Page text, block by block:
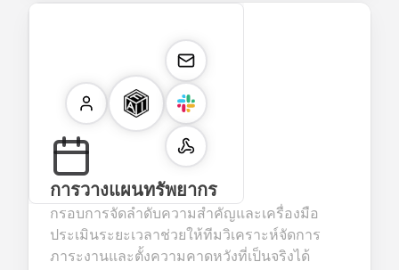
การวางแผนทรัพยากร
กรอบการจัดลำดับความสำคัญและเครื่องมือ
ประเมินระยะเวลาช่วยให้ทีมวิเคราะห์จัดการ
ภาระงานและตั้งความคาดหวังที่เป็นจริงได้